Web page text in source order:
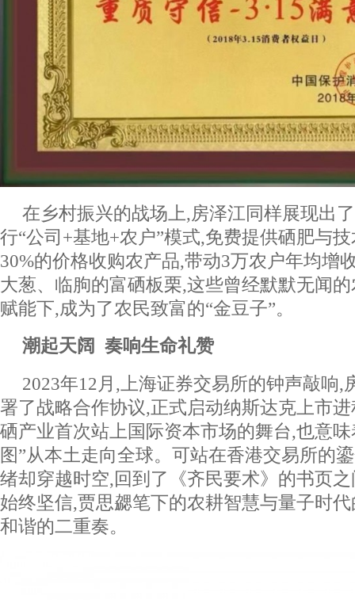
在乡村振兴的战场上,房泽江同样展现出
行“公司+基地+农户”模式,免费提供硒肥与
30%的价格收购农产品,带动3万农户年均增
大葱、临朐的富硒板栗,这些曾经默默无闻
赋能下,成为了农民致富的“金豆子”。
潮起天阔 奏响生命礼赞
2023年12月,上海证券交易所的钟声敲响,
署了战略合作协议,正式启动纳斯达克上市
硒产业首次站上国际资本市场的舞台,也意
图”从本土走向全球。可站在香港交易所的
绪却穿越时空,回到了《齐民要术》的书页
始终坚信,贾思勰笔下的农耕智慧与量子时
和谐的二重奏。